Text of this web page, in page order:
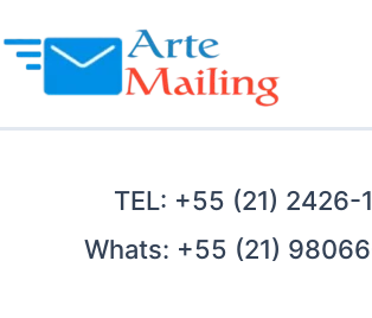
para
conteúdo
TEL: +55 (21) 2426-
Whats: +55 (21)